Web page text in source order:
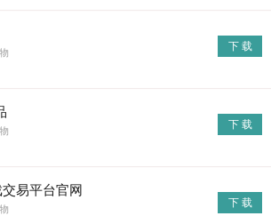
下 载
下 载
易平台官网
下 载